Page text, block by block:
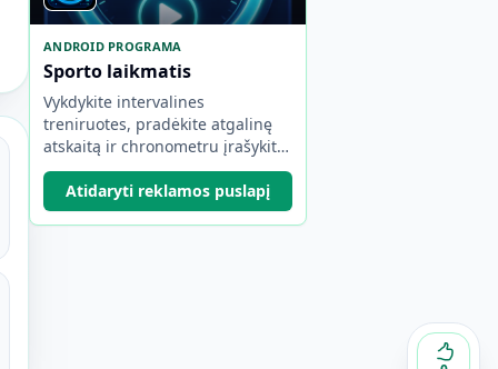
ANDROID PROGRAMA
Sporto laikmatis
Vykdykite intervalines
treniruotes, pradėkite atgalinę
atskaitą ir chronometru įrašykite
ratus.
Atidaryti reklamos puslapį